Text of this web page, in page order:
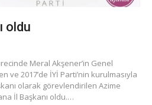
oldu
Meral Akşener’in Genel
ve 2017’de İYİ Parti’nin kurulmasıyla
olarak görevlendirilen Azime
İl Başkanı oldu.…